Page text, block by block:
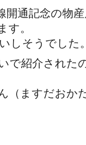
開通記念の物
す。
しそうでした
で紹介された
（ますだおか